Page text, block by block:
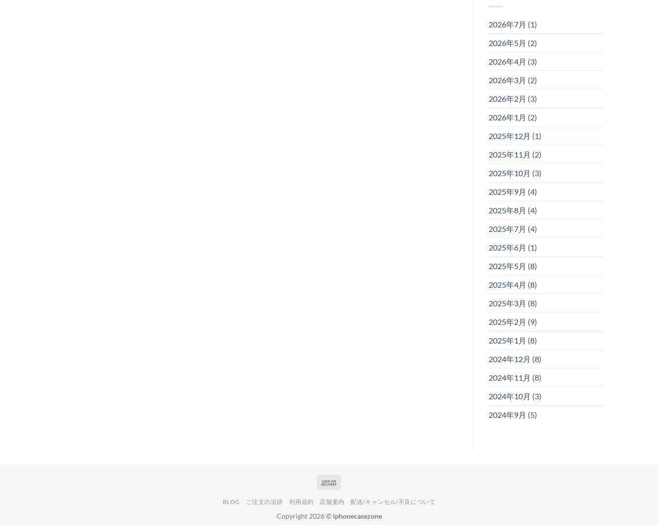
2026年7月 (1)
2026年5月 (2)
2026年4月 (3)
2026年3月 (2)
2026年2月 (3)
2026年1月 (2)
2025年12月 (1)
2025年11月 (2)
2025年10月 (3)
2025年9月 (4)
2025年8月 (4)
2025年7月 (4)
2025年6月 (1)
2025年5月 (8)
2025年4月 (8)
2025年3月 (8)
2025年2月 (9)
2025年1月 (8)
2024年12月 (8)
2024年11月 (8)
2024年10月 (3)
2024年9月 (5)
Delivery
BLOG ご注文の追跡 利用規約 店舗案内 配送/キャンセル/不良について
Copyright 2026 © iphonecasezone